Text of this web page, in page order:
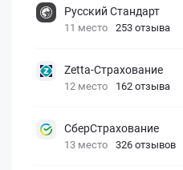
Русский Стандарт
11 место 253 отзыва
Zetta-Страхование
12 место 162 отзыва
СберСтрахование
13 место 326 отзывов